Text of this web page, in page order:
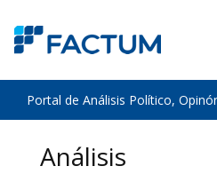
Portal de Análisis Político,
Análisis